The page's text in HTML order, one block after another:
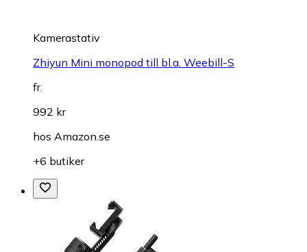
Kamerastativ
Zhiyun Mini monopod till bl.a. Weebill-S
fr.
992 kr
hos Amazon.se
+6 butiker